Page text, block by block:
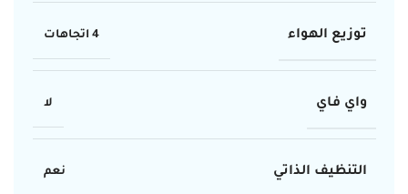
توزيع الهواء 4 اتجاهات
واي فاي لا
التنظيف الذاتي نعم